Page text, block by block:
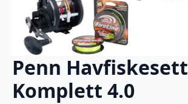
Penn Havfiskesett
Komplett 4.0